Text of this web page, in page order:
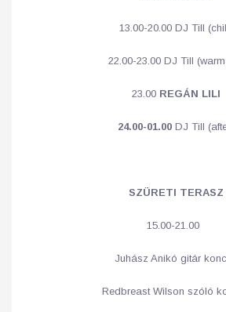
13.00-20.00 DJ Till
22.00-23.00 DJ Till
23.00 REGÁN LILI
24.00-01.00 DJ Till
SZÜRETI TERASZ
15.00-21.00
Juhász Anikó gitár
Redbreast Wilson szóló